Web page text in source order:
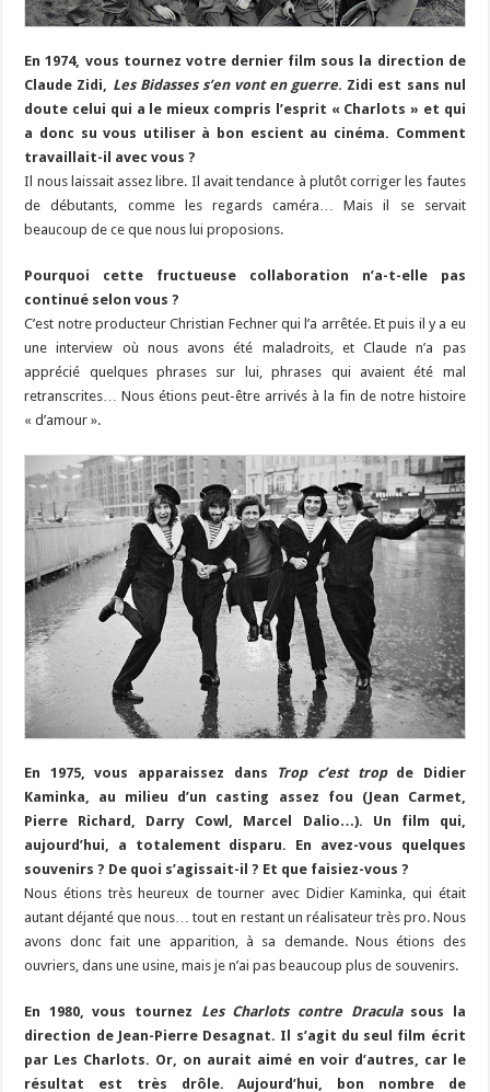
En 1974, vous tournez votre dernier film sous la direction de
Claude Zidi, Les Bidasses s’en vont en guerre. Zidi est sans nul
doute celui qui a le mieux compris l’esprit « Charlots » et qui
a donc su vous utiliser à bon escient au cinéma. Comment
travaillait-il avec vous ?
Il nous laissait assez libre. Il avait tendance à plutôt corriger les fautes
de débutants, comme les regards caméra… Mais il se servait
beaucoup de ce que nous lui proposions.
Pourquoi cette fructueuse collaboration n’a-t-elle pas
continué selon vous ?
C’est notre producteur Christian Fechner qui l’a arrêtée. Et puis il y a eu
une interview où nous avons été maladroits, et Claude n’a pas
apprécié quelques phrases sur lui, phrases qui avaient été mal
retranscrites… Nous étions peut-être arrivés à la fin de notre histoire
« d’amour ».
En 1975, vous apparaissez dans Trop c’est tropde Didier
Kaminka, au milieu d’un casting assez fou (Jean Carmet,
Pierre Richard, Darry Cowl, Marcel Dalio…). Un film qui,
aujourd’hui, a totalement disparu. En avez-vous quelques
souvenirs ? De quoi s’agissait-il ? Et que faisiez-vous ?
Nous étions très heureux de tourner avec Didier Kaminka, qui était
autant déjanté que nous… tout en restant un réalisateur très pro. Nous
avons donc fait une apparition, à sa demande. Nous étions des
ouvriers, dans une usine, mais je n’ai pas beaucoup plus de souvenirs.
En 1980, vous tournez Les Charlots contre Dracula sous la
direction de Jean-Pierre Desagnat. Il s’agit du seul film écrit
par Les Charlots. Or, on aurait aimé en voir d’autres, car le
résultat est très drôle. Aujourd’hui, bon nombre de